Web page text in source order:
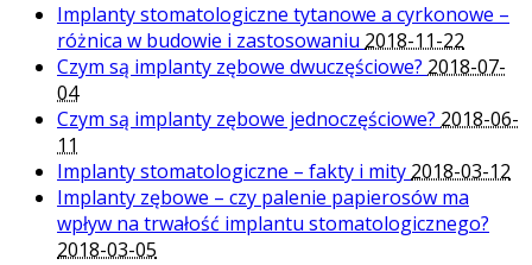
Implanty stomatologiczne tytanowe a cyrkonowe –
różnica w budowie i zastosowaniu 2018-11-22
Czym są implanty zębowe dwuczęściowe? 2018-07-
04
Czym są implanty zębowe jednoczęściowe? 2018-06-
11
Implanty stomatologiczne – fakty i mity2018-03-12
Implanty zębowe – czy palenie papierosów ma
wpływ na trwałość implantu stomatologicznego?
2018-03-05